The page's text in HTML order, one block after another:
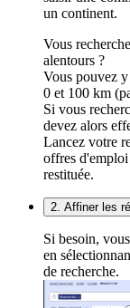
un continent.
Vous
alentours ?
Vous pouvez
0 et 100 km
Si vous
devez alors
Lancez votre
offres d'emploi
restituée.
2. Affiner les
Si besoin,
en
de recherche.